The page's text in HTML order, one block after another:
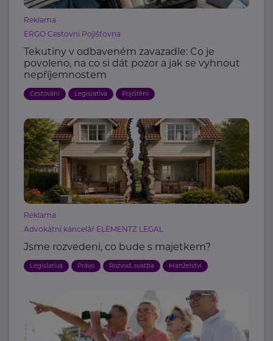
Reklama
ERGO Cestovní Pojišťovna
Tekutiny v odbaveném zavazadle: Co je
povoleno, na co si dát pozor a jak se vyhnout
nepříjemnostem
Cestování Legislativa Pojištění
Reklama
Advokátní kancelář ELEMENTZ LEGAL
Jsme rozvedeni, co bude s majetkem?
Legislativa Právo Rozvod, svatba Manželství